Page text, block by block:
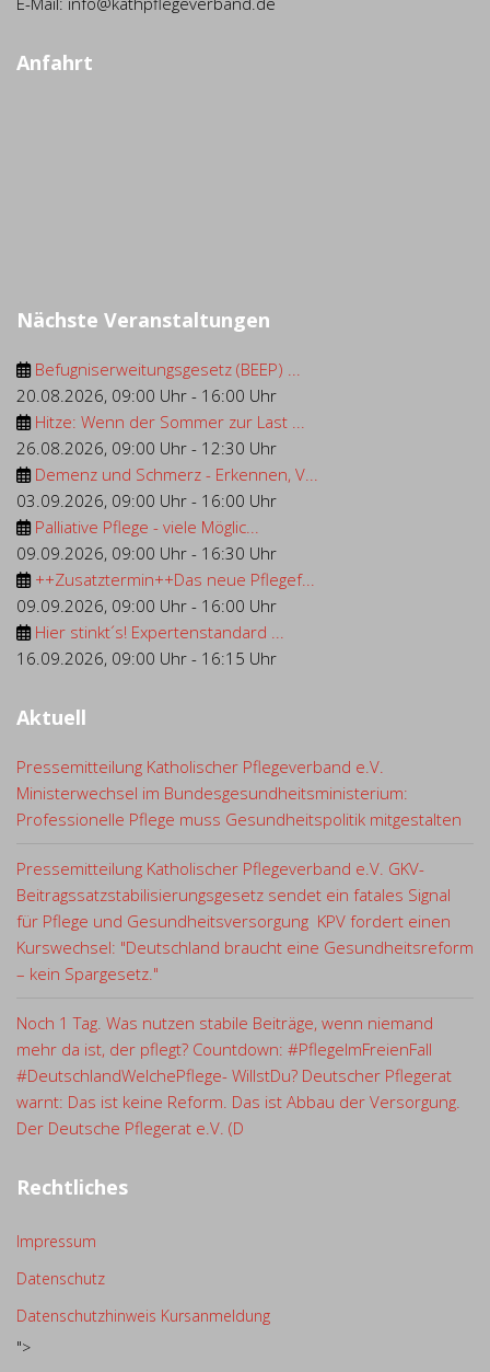
Anfahrt
Nächste Veranstaltungen
Befugniserweitungsgesetz (BEEP) ...
20.08.2026, 09:00 Uhr - 16:00 Uhr
Hitze: Wenn der Sommer zur Last ...
26.08.2026, 09:00 Uhr - 12:30 Uhr
Demenz und Schmerz - Erkennen, V...
03.09.2026, 09:00 Uhr - 16:00 Uhr
Palliative Pflege - viele Möglic...
09.09.2026, 09:00 Uhr - 16:30 Uhr
++Zusatztermin++Das neue Pflegef...
09.09.2026, 09:00 Uhr - 16:00 Uhr
Hier stinkt´s! Expertenstandard ...
16.09.2026, 09:00 Uhr - 16:15 Uhr
Aktuell
Pressemitteilung Katholischer Pflegeverband e.V.
Ministerwechsel im Bundesgesundheitsministerium:
Professionelle Pflege muss Gesundheitspolitik mitgestalten
Pressemitteilung Katholischer Pflegeverband e.V. GKV-
Beitragssatzstabilisierungsgesetz sendet ein fatales Signal
für Pflege und Gesundheitsversorgung KPV fordert einen
Kurswechsel: "Deutschland braucht eine Gesundheitsreform
– kein Spargesetz."
Noch 1 Tag. Was nutzen stabile Beiträge, wenn niemand
mehr da ist, der pflegt? Countdown: #PflegeImFreienFall
#DeutschlandWelchePflege- WillstDu? Deutscher Pflegerat
warnt: Das ist keine Reform. Das ist Abbau der Versorgung.
Der Deutsche Pflegerat e.V. (D
Rechtliches
Impressum
Datenschutz
Datenschutzhinweis Kursanmeldung
">